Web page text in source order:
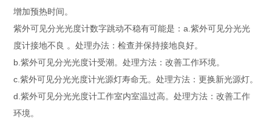
增加预热时间。
紫外可见分光光度计数字跳动不稳有可能是：a.紫外可见分光光
度计接地不良 。处理办法：检查并保持接地良好。
b.紫外可见分光光度计受潮。处理方法：改善工作环境。
c.紫外可见分光光度计光源灯寿命无。处理方法：更换新光源灯。
d.紫外可见分光光度计工作室内室温过高。处理方法：改善工作
环境。